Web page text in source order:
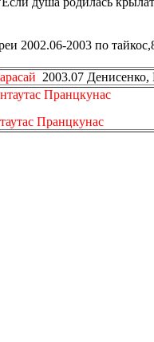
2002.06-2003 по
2003.07 Денисенко,
Пранцкунас
Пранцкунас